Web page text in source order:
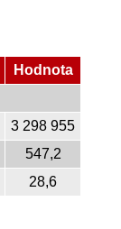
Hodnota
3 298 955
547,2
28,6